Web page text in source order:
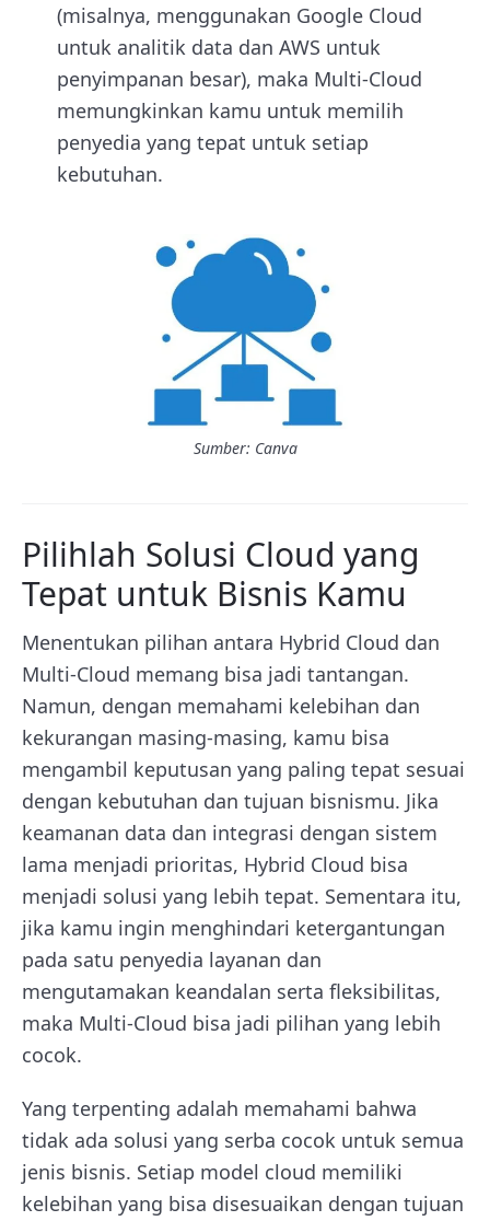
(misalnya, menggunakan Google Cloud
untuk analitik data dan AWS untuk
penyimpanan besar), maka Multi-Cloud
memungkinkan kamu untuk memilih
penyedia yang tepat untuk setiap
kebutuhan.
Sumber: Canva
Pilihlah Solusi Cloud yang
Tepat untuk Bisnis Kamu
Menentukan pilihan antara Hybrid Cloud dan
Multi-Cloud memang bisa jadi tantangan.
Namun, dengan memahami kelebihan dan
kekurangan masing-masing, kamu bisa
mengambil keputusan yang paling tepat sesuai
dengan kebutuhan dan tujuan bisnismu. Jika
keamanan data dan integrasi dengan sistem
lama menjadi prioritas, Hybrid Cloud bisa
menjadi solusi yang lebih tepat. Sementara itu,
jika kamu ingin menghindari ketergantungan
pada satu penyedia layanan dan
mengutamakan keandalan serta fleksibilitas,
maka Multi-Cloud bisa jadi pilihan yang lebih
cocok.
Yang terpenting adalah memahami bahwa
tidak ada solusi yang serba cocok untuk semua
jenis bisnis. Setiap model cloud memiliki
kelebihan yang bisa disesuaikan dengan tujuan